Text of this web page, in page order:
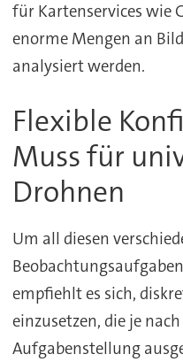
für Kartenservices wie
enorme Mengen an
analysiert werden.
Flexible
Muss für
Drohnen
Um all diesen
empfiehlt es sich,
einzusetzen, die je
Aufgabenstellung